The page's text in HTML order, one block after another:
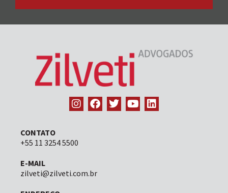
CONTATO
+55 11 3254 5500
E-MAIL
zilveti@zilveti.com.br